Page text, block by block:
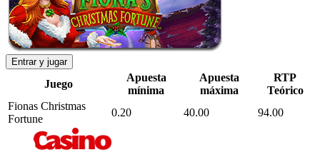
Entrar y jugar
Juego
Apuesta
mínima
Apuesta
máxima
RTP
Teórico
Fionas Christmas
Fortune
0.20 40.00 94.00